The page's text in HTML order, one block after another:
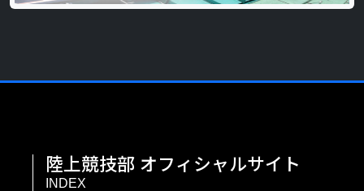
陸上競技部 オフィシャルサイト
INDEX